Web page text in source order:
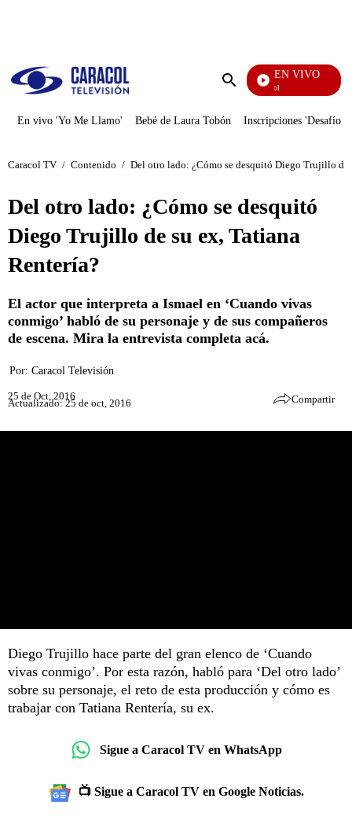
Enviar
EN VIVO
Noticias Caracol
En vivo 'Yo Me Llamo' Bebé de Laura Tobón Inscripciones 'Desafío'
Caracol TV / Contenido / Del otro lado: ¿Cómo se desquitó Diego Trujillo de
Del otro lado: ¿Cómo se desquitó
Diego Trujillo de su ex, Tatiana
Rentería?
El actor que interpreta a Ismael en ‘Cuando vivas
conmigo’ habló de su personaje y de sus compañeros
de escena. Mira la entrevista completa acá.
Por: Caracol Televisión
25 de Oct, 2016
Actualizado: 25 de oct, 2016 Compartir
Diego Trujillo hace parte del gran elenco de ‘Cuando
vivas conmigo’. Por esta razón, habló para ‘Del otro lado’
sobre su personaje, el reto de esta producción y cómo es
trabajar con Tatiana Rentería, su ex.
Sigue a Caracol TV en WhatsApp
📺 Sigue a Caracol TV en Google Noticias.